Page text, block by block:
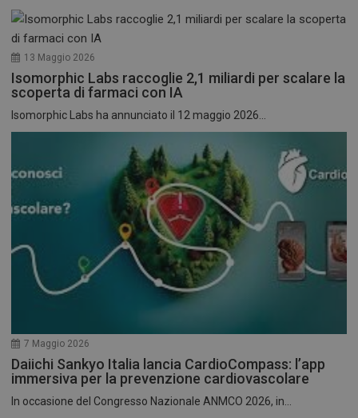
13 Maggio 2026
Isomorphic Labs raccoglie 2,1 miliardi per scalare la
scoperta di farmaci con IA
Isomorphic Labs ha annunciato il 12 maggio 2026...
7 Maggio 2026
Daiichi Sankyo Italia lancia CardioCompass: l’app
immersiva per la prevenzione cardiovascolare
In occasione del Congresso Nazionale ANMCO 2026, in...